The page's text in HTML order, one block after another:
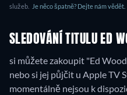
služeb.
Je něco špatně? Dejte nám vědět.
SLEDOVÁNÍ TITULU ED
si můžete zakoupit "Ed
nebo si jej půjčit u Apple TV
momentálně nejsou k